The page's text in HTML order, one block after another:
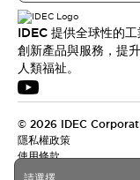
IDEC 提供全球性的
創新產品與服務，提
人類福祉。
© 2026 IDEC
隱私權政策
使用條款